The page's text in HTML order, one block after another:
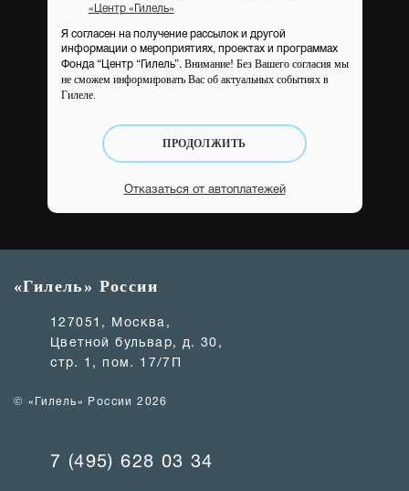
«Центр «Гилель»
Я согласен на получение рассылок и другой
информации о мероприятиях, проектах и программах
Фонда “Центр “Гилель”. Внимание! Без Вашего согласия мы
не сможем информировать Вас об актуальных событиях в
Гилеле.
ПРОДОЛЖИТЬ
Отказаться от автоплатежей
«Гилель» России
127051, Москва,
Цветной бульвар, д. 30,
стр. 1, пом. 17/7П
© «Гилель» России 2026
7 (495) 628 03 34